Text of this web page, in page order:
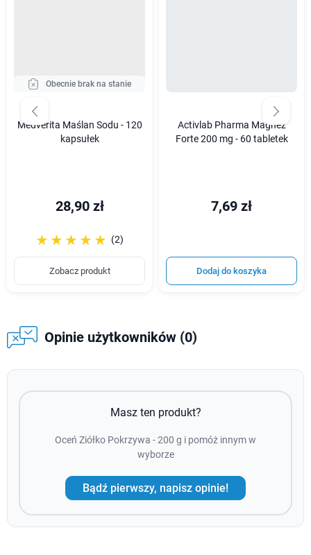
Obecnie brak na stanie
Medverita Maślan Sodu - 120
kapsułek
28,90 zł
☆☆☆☆☆
★★★★★ (2)
Zobacz produkt
Activlab Pharma Magnez
Forte 200 mg - 60 tabletek
7,69 zł
Dodaj do koszyka
Opinie użytkowników (0)
Masz ten produkt?
Oceń Ziółko Pokrzywa - 200 g i pomóż innym w
wyborze
Bądź pierwszy, napisz opinie!